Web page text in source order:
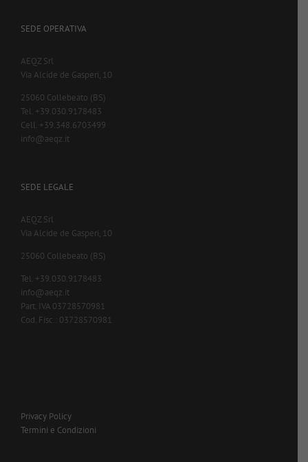
SEDE OPERATIVA
AEQZ Srl
Via Alcide de Gasperi, 10
25060 Collebeato (BS)
Tel. +39.030.9178483
Cell. +39.348.6703499
info@aeqz.it
SEDE LEGALE
AEQZ Srl
Via Alcide de Gasperi, 10
25060 Collebeato (BS)
Tel. +39.030.9178483
info@aeqz.it
Part. IVA 03728570981
Cod. Fisc.: 03728570981
Privacy Policy
Termini e Condizioni